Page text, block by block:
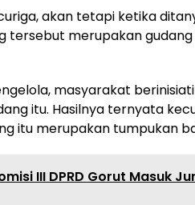
akan tetapi ketika
tersebut merupakan
masyarakat
itu. Hasilnya ternyata
itu merupakan tumpukan
III DPRD Gorut Masuk